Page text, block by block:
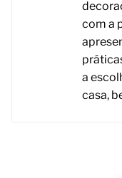
com a
a
casa,